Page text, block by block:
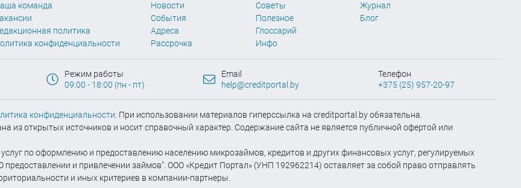
команда
политика
конфиденциальности
Новости
События
Адреса
Рассрочка
Советы
Полезное
Глоссарий
Инфо
Журнал
Блог
Режим работы
09:00 - 18:00 (пн - пт)
Email
help@creditportal.by
Телефон
+375 (25) 957-20-97
конфиденциальности . При использовании материалов гиперссылка на creditportal.by обязательна.
из открытых источников и носит справочный характер. Содержание сайта не является публичной офертой или
по оформлению и предоставлению населению микрозаймов, кредитов и других финансовых услуг, регулируемых
и привлечении займов". ООО «Кредит Портал» (УНП 192962214) оставляет за собой право отправлять
и иных критериев в компании-партнеры.